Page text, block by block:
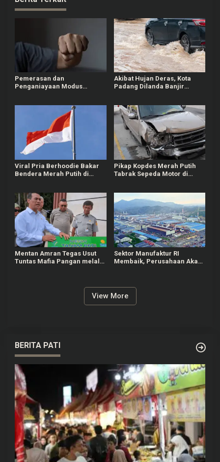
Pemerasan dan
Penganiayaan Modus
Akibat Hujan Deras, Kota
Padang Dilanda Banjir
Viral Pria Berhoodie Bakar
Bendera Merah Putih di
Pikap Kopdes Merah Putih
Tabrak Sepeda Motor di
Mentan Amran Tegas Usut
Tuntas Mafia Pangan melalui
Sektor Manufaktur RI
Membaik, Perusahaan Akan
View More
BERITA PATI